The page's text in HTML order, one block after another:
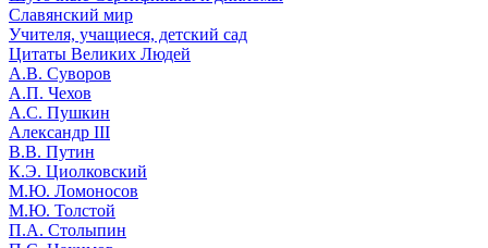
Славянский мир
Учителя, учащиеся, детский сад
Цитаты Великих Людей
А.В. Суворов
А.П. Чехов
А.С. Пушкин
Александр III
В.В. Путин
К.Э. Циолковский
М.Ю. Ломоносов
М.Ю. Толстой
П.А. Столыпин